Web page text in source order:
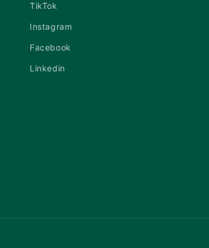
TikTok
Instagram
Facebook
Linkedin